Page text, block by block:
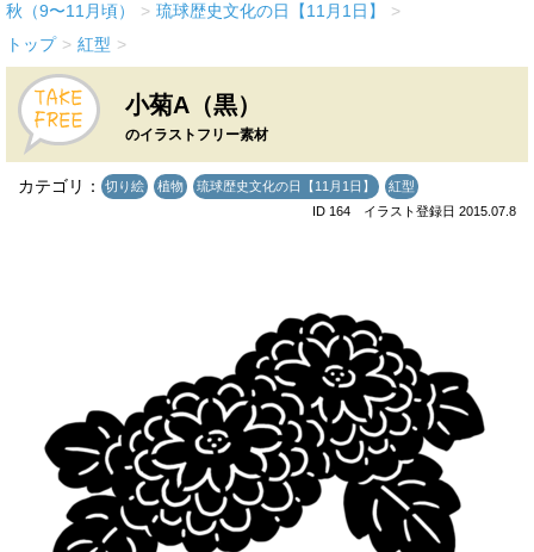
秋（9〜11月頃）
> 琉球歴史文化の日【11月1日】
>
トップ > 紅型 >
小菊A（黒）
のイラストフリー素材
カテゴリ： 切り絵 植物 琉球歴史文化の日【11月1日】
紅型
ID 164 イラスト登録日 2015.07.8